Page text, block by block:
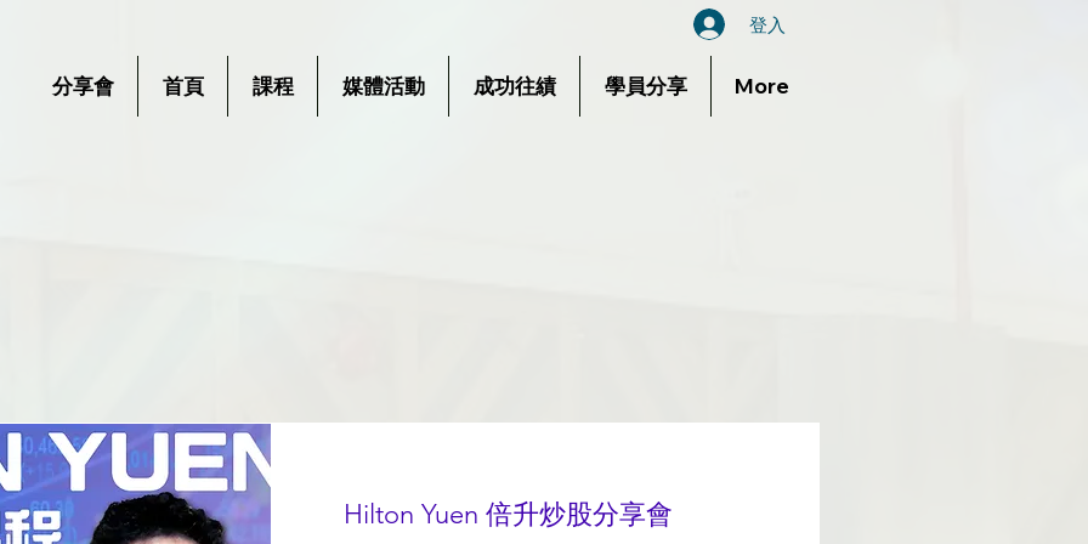
登入
分享會 首頁 課程 媒體活動 成功往績 學員分享 More
Hilton Yuen 倍升炒股分享會